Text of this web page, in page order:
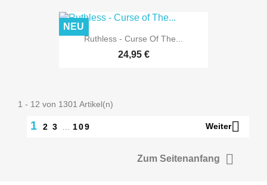
Ruthless - Curse Of The...
24,95 €
NEU
1 - 12 von 1301 Artikel(n)
1 2 3 109 Weiter
Zum Seitenanfang 